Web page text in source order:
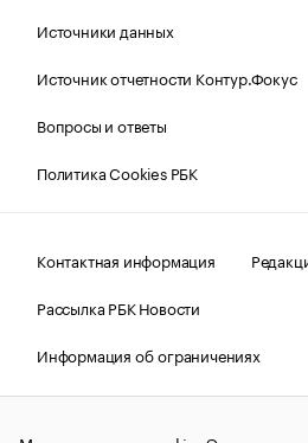
Источники данных
Источник отчетности Контур.Фокус
Вопросы и ответы
Политика Cookies РБК
Контактная информация
Рассылка РБК Новости
Информация об ограничениях
Правовая информация
О